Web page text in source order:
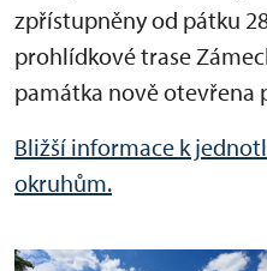
zpřístupněny od pátku
prohlídkové trase
památka nově otevřena
Bližší informace k
okruhům.